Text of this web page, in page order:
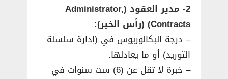
2- مدير العقود (Administrator,
Contracts) (رأس الخير):
– درجة البكالوريوس في (إدارة سلسلة
التوريد) أو ما يعادلها.
– خبرة لا تقل عن (6) ست سنوات في